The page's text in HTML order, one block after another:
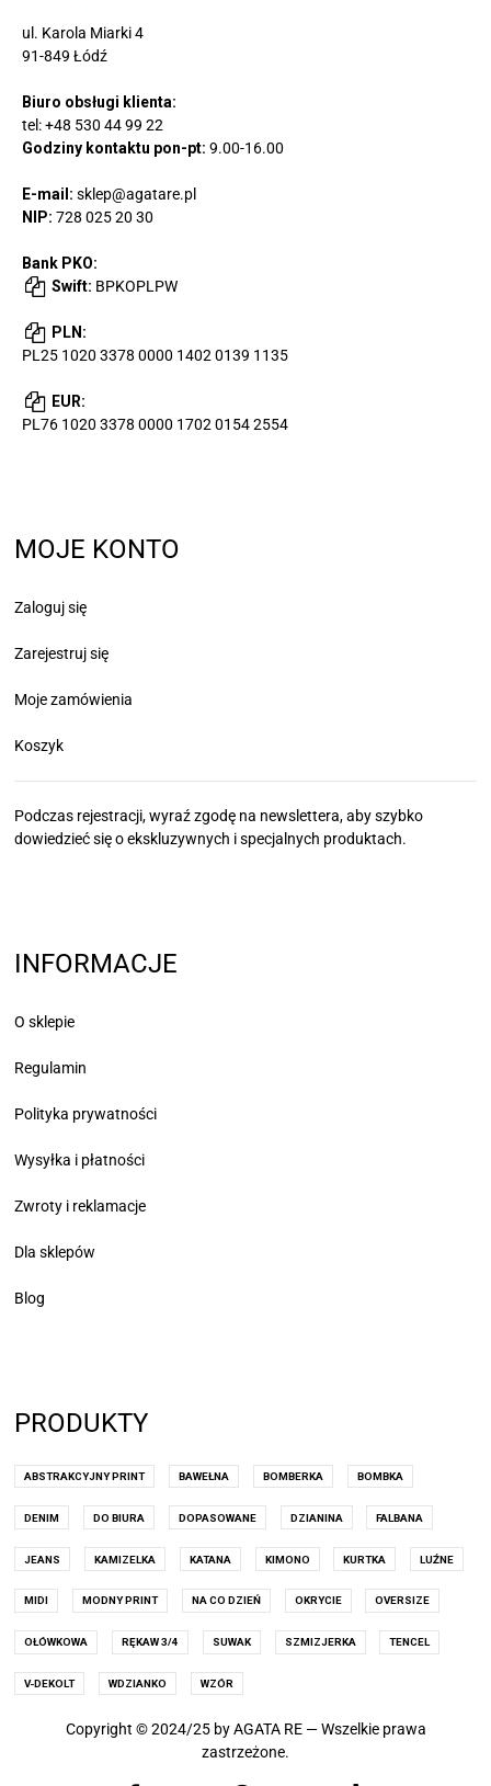
ul. Karola Miarki 4
91-849 Łódź
Biuro obsługi klienta:
tel:+48 530 44 99 22
Godziny kontaktu pon-pt: 9.00-16.00
E-mail: sklep@agatare.pl
NIP: 728 025 20 30
Bank PKO:
Swift: BPKOPLPW
PLN:
PL25 1020 3378 0000 1402 0139 1135
EUR:
PL76 1020 3378 0000 1702 0154 2554
MOJE KONTO
Zaloguj się
Zarejestruj się
Moje zamówienia
Koszyk
Podczas rejestracji, wyraź zgodę na newslettera, aby szybko
dowiedzieć sięo ekskluzywnych i specjalnych produktach.
INFORMACJE
O sklepie
Regulamin
Polityka prywatności
Wysyłka i płatności
Zwroty i reklamacje
Dla sklepów
Blog
PRODUKTY
ABSTRAKCYJNY PRINT BAWEŁNA BOMBERKA BOMBKA
DENIM DO BIURA DOPASOWANE DZIANINA FALBANA
JEANS KAMIZELKA KATANA KIMONO KURTKA LUŹNE
MIDI MODNY PRINT NA CO DZIEŃ OKRYCIE OVERSIZE
OŁÓWKOWA RĘKAW 3/4 SUWAK SZMIZJERKA TENCEL
V-DEKOLT WDZIANKO WZÓR
Copyright © 2024/25 by AGATA RE — Wszelkie prawa
zastrzeżone.